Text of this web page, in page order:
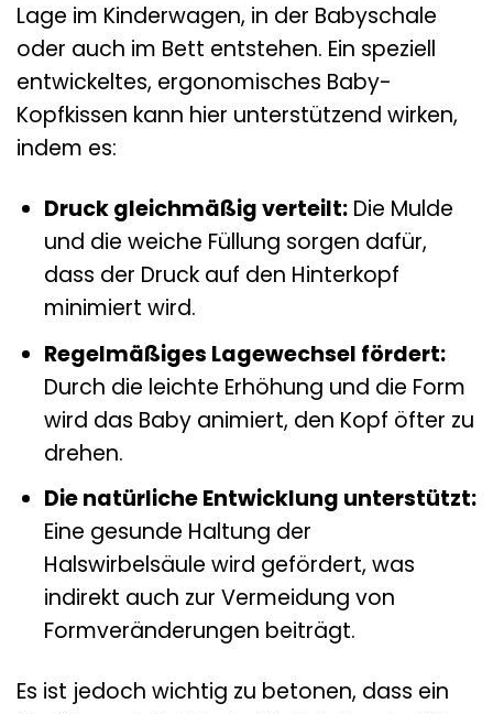
Lage im Kinderwagen, in der Babyschale
oder auch im Bett entstehen. Ein speziell
entwickeltes, ergonomisches Baby-
Kopfkissen kann hier unterstützend wirken,
indem es:
Druck gleichmäßig verteilt:Die Mulde
und die weiche Füllung sorgen dafür,
dass der Druck auf den Hinterkopf
minimiert wird.
Regelmäßiges Lagewechsel fördert:
Durch die leichte Erhöhung und die Form
wird das Baby animiert, den Kopf öfter zu
drehen.
Die natürliche Entwicklung unterstützt:
Eine gesunde Haltung der
Halswirbelsäule wird gefördert, was
indirekt auch zur Vermeidung von
Formveränderungen beiträgt.
Es ist jedoch wichtig zu betonen, dass ein